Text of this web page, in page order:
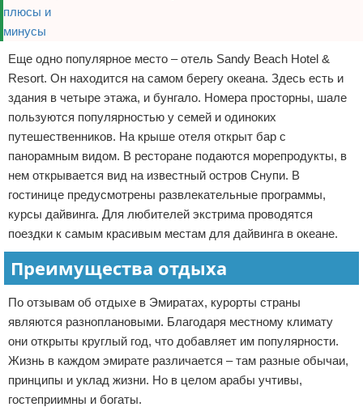
Еще одно популярное место – отель Sandy Beach Hotel &
Resort. Он находится на самом берегу океана. Здесь есть и
здания в четыре этажа, и бунгало. Номера просторны, шале
пользуются популярностью у семей и одиноких
путешественников. На крыше отеля открыт бар с
панорамным видом. В ресторане подаются морепродукты, в
нем открывается вид на известный остров Снупи. В
гостинице предусмотрены развлекательные программы,
курсы дайвинга. Для любителей экстрима проводятся
поездки к самым красивым местам для дайвинга в океане.
Преимущества отдыха
По отзывам об отдыхе в Эмиратах, курорты страны
являются разноплановыми. Благодаря местному климату
они открыты круглый год, что добавляет им популярности.
Жизнь в каждом эмирате различается – там разные обычаи,
принципы и уклад жизни. Но в целом арабы учтивы,
гостеприимны и богаты.